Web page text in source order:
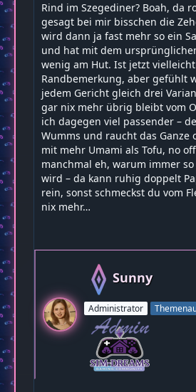
Rind im Szegediner? Boah, da
gesagt bei mir bisschen die
wird dann ja fast mehr so ein
und hat mit dem
wenig am Hut. Ist jetzt
Randbemerkung, aber gefühlt
jedem Gericht gleich drei
gar nix mehr übrig bleibt vom
ich dagegen viel passender –
Wumms und raucht das Ganze
mit mehr Umami als Tofu, no
manchmal eh, warum immer
wird – da kann ruhig doppelt
rein, sonst schmeckst du vom
nix mehr…
Sunny
Administrator